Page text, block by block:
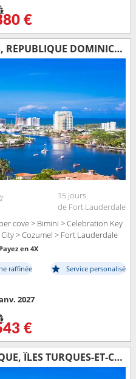
€
ÎLES TURQUES-ET-CAÏQUES, RÉPUBLIQUE DOMINICAINE, BAHAMAS, ÉTATS-UNIS, HONDURAS, BELIZE, MEXIQUE
15 jours
de Fort Lauderdale
cove > Bimini > Celebration Key
> Cozumel > Fort Lauderdale
Payez en 4X
raffinée
Service personalisé
2027
€
HONDURAS, BELIZE, MEXIQUE, ÎLES TURQUES-ET-CAÏQUES, RÉPUBLIQUE DOMINICAINE, BAHAMAS, ÉTATS-UNIS